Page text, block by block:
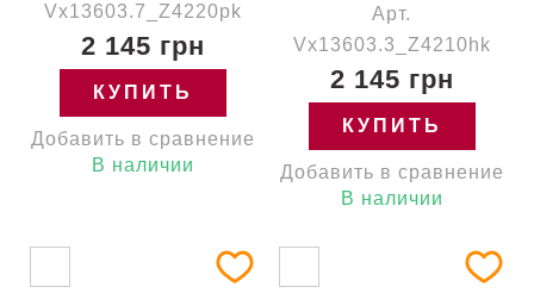
Vx13603.7_Z4220pk
2 145 грн
КУПИТЬ
Добавить в сравнение
В наличии
Арт.
Vx13603.3_Z4210hk
2 145 грн
КУПИТЬ
Добавить в сравнение
В наличии